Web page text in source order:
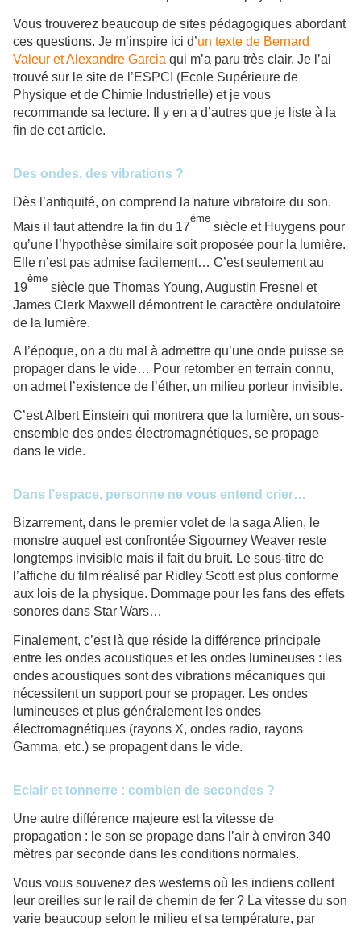
Vous trouverez beaucoup de sites pédagogiques abordant
ces questions. Je m’inspire ici d’un texte de Bernard
Valeur et Alexandre Garcia qui m’a paru très clair. Je l’ai
trouvé sur le site de l’ESPCI (Ecole Supérieure de
Physique et de Chimie Industrielle) et je vous
recommande sa lecture. Il y en a d’autres que je liste à la
fin de cet article.
Des ondes, des vibrations ?
Dès l’antiquité, on comprend la nature vibratoire du son.
Mais il faut attendre la fin du 17
ème
siècle et Huygens pour
qu’une l’hypothèse similaire soit proposée pour la lumière.
Elle n’est pas admise facilement… C’est seulement au
19
ème
siècle que Thomas Young, Augustin Fresnel et
James Clerk Maxwell démontrent le caractère ondulatoire
de la lumière.
A l’époque, on a du mal à admettre qu’une onde puisse se
propager dans le vide… Pour retomber en terrain connu,
on admet l’existence de l’éther, un milieu porteur invisible.
C’est Albert Einstein qui montrera que la lumière, un sous-
ensemble des ondes électromagnétiques, se propage
dans le vide.
Dans l’espace, personne ne vous entend crier…
Bizarrement, dans le premier volet de la saga Alien, le
monstre auquel est confrontée Sigourney Weaver reste
longtemps invisible mais il fait du bruit. Le sous-titre de
l’affiche du film réalisé par Ridley Scott est plus conforme
aux lois de la physique. Dommage pour les fans des effets
sonores dans Star Wars…
Finalement, c’est là que réside la différence principale
entre les ondes acoustiques et les ondes lumineuses : les
ondes acoustiques sont des vibrations mécaniques qui
nécessitent un support pour se propager. Les ondes
lumineuses et plus généralement les ondes
électromagnétiques (rayons X, ondes radio, rayons
Gamma, etc.) se propagent dans le vide.
Eclair et tonnerre : combien de secondes ?
Une autre différence majeure est la vitesse de
propagation : le son se propage dans l’air à environ 340
mètres par seconde dans les conditions normales.
Vous vous souvenez des westerns où les indiens collent
leur oreilles sur le rail de chemin de fer ? La vitesse du son
varie beaucoup selon le milieu et sa température, par